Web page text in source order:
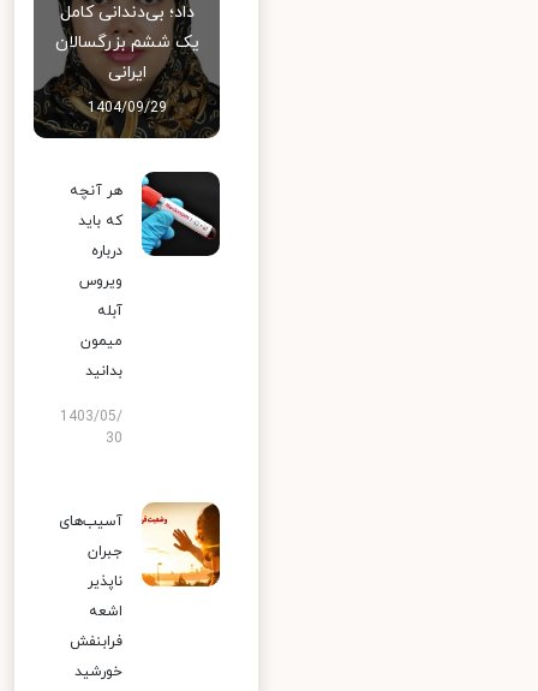
داد؛ بی‌دندانی کامل
یک ششم بزرگسالان
ایرانی
1404/09/29
هر آنچه
که باید
درباره
ویروس
آبله
میمون
بدانید
1403/05/
30
آسیب‌های
جبران
ناپذیر
اشعه
فرابنفش
خورشید